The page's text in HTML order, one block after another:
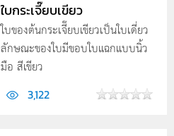
ใบกระเจี๊ยบเขียว
ใบของต้นกระเจี๊ยบเขียวเป็นใบเดี่ยว
ลักษณะของใบมีขอบใบแฉกแบบนิ้ว
มือ สีเขียว
3,122